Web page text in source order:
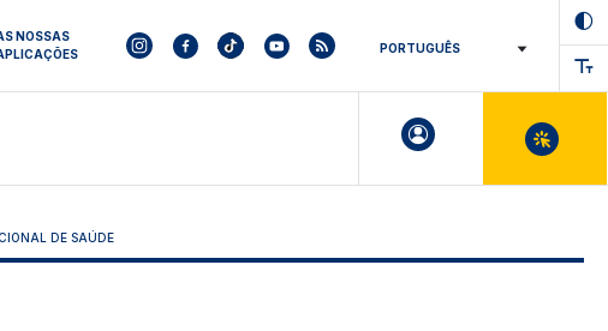
NOSSAS
DE SAÚDE